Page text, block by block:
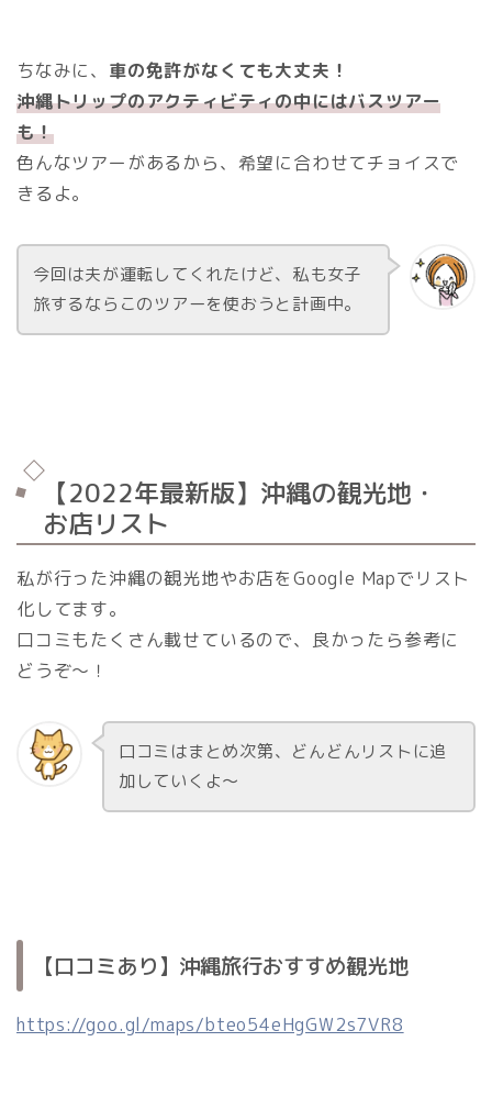
ちなみに、 車の免許がなくても大丈夫！
沖縄トリップのアクティビティの中にはバスツアー
も！
色んなツアーがあるから、希望に合わせてチョイスで
きるよ。
今回は夫が運転してくれたけど、私も女子
旅するならこのツアーを使おうと計画中。
【2022年最新版】沖縄の観光地・
お店リスト
私が行った沖縄の観光地やお店をGoogle Mapでリスト
化してます。
口コミもたくさん載せているので、良かったら参考に
どうぞ～！
口コミはまとめ次第、どんどんリストに追
加していくよ～
【口コミあり】沖縄旅行おすすめ観光地
https://goo.gl/maps/bteo54eHgGW2s7VR8